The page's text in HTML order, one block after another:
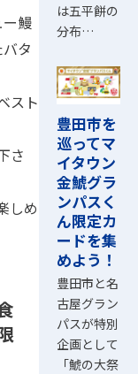
鰻
タ
スト
さ
しめ
は五平餅の
分布…
豊田市を
巡ってマ
イタウン
金鯱グラ
ンパスく
ん限定カ
ードを集
めよう！
豊田市と名
古屋グラン
パスが特別
企画として
「鯱の大祭